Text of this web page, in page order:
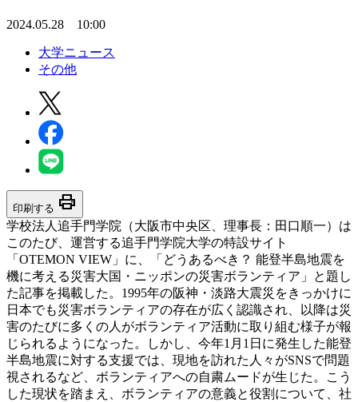
2024.05.28 10:00
大学ニュース
その他
印刷する print
学校法人追手門学院（大阪市中央区、理事長：田口順一）は
このたび、運営する追手門学院大学の特設サイト
「OTEMON VIEW」に、「どうあるべき？ 能登半島地震を
機に考える災害大国・ニッポンの災害ボランティア」と題し
た記事を掲載した。1995年の阪神・淡路大震災をきっかけに
日本でも災害ボランティアの存在が広く認識され、以降は災
害のたびに多くの人がボランティア活動に取り組む様子が報
じられるようになった。しかし、今年1月1日に発生した能登
半島地震に対する支援では、現地を訪れた人々がSNSで問題
視されるなど、ボランティアへの自粛ムードが生じた。こう
した現状を踏まえ、ボランティアの意義と役割について、社